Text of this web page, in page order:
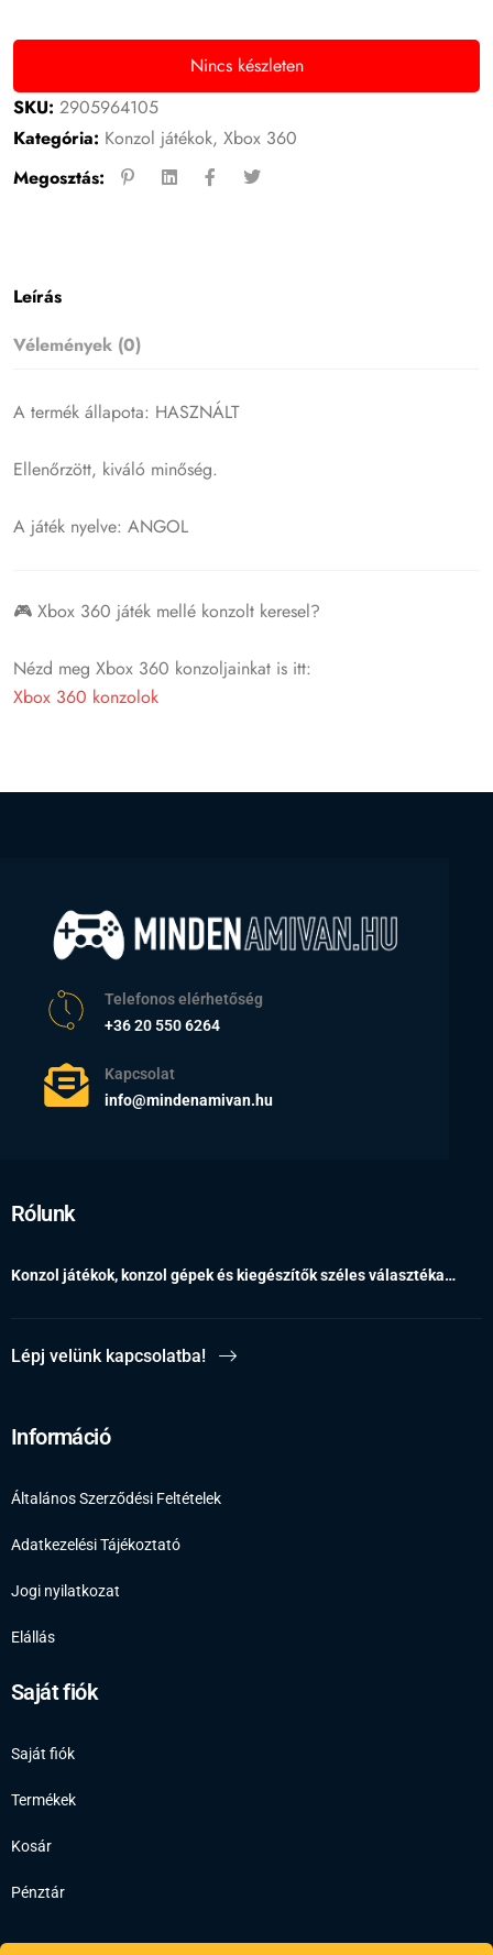
Nincs készleten
SKU:2905964105
Kategória: Konzol játékok,Xbox 360
Megosztás:
Leírás
Vélemények (0)
A termék állapota: HASZNÁLT
Ellenőrzött, kiváló minőség.
A játék nyelve: ANGOL
🎮 Xbox 360 játék mellé konzolt keresel?
Nézd meg Xbox 360 konzoljainkat is itt:
Xbox 360 konzolok
Telefonos elérhetőség
+36 20 550 6264
Kapcsolat
info@mindenamivan.hu
Rólunk
Konzol játékok, konzol gépek és kiegészítők széles választéka…
Lépj velünk kapcsolatba!
Információ
Általános Szerződési Feltételek
Adatkezelési Tájékoztató
Jogi nyilatkozat
Elállás
Saját fiók
Saját fiók
Termékek
Kosár
Pénztár